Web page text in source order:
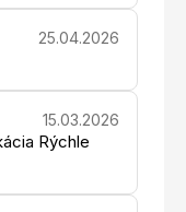
25.04.2026
15.03.2026
Rýchle